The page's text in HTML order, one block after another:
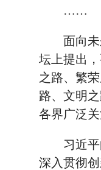
……
面向未
坛上提出
之路、繁
路、文明
各界广泛关
习近平
深入贯彻